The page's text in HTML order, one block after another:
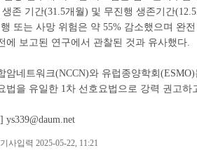
존 기간(31.5개월) 및 무진행 생존기간
또는 사망 위험은 약 55% 감소했으며 완
에 보고된 연구에서 관찰된 것과 유사했다.
암네트워크(NCCN)와 유럽종양학회
법을 유일한 1차 선호요법으로 강력 권고하
기사입력 2025-05-22, 11:21